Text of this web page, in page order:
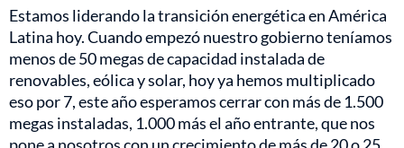
Estamos liderando la transición energética en América
Latina hoy. Cuando empezó nuestro gobierno teníamos
menos de 50 megas de capacidad instalada de
renovables, eólica y solar, hoy ya hemos multiplicado
eso por 7, este año esperamos cerrar con más de 1.500
megas instaladas, 1.000 más el año entrante, que nos
pone a nosotros con un crecimiento de más de 20 o 25